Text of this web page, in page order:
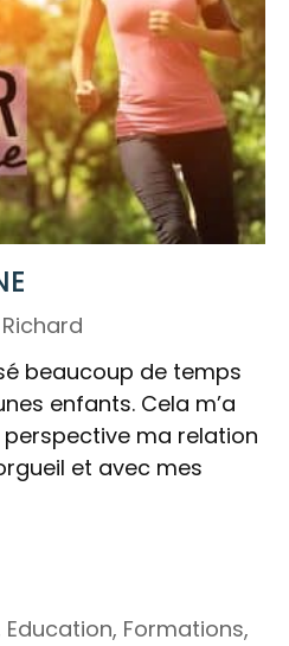
beaucoup de temps
enfants. Cela m’a
ma relation
et avec mes
Education, Formations,